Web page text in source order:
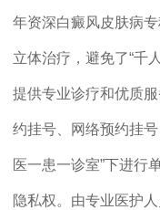
年资深白癜风皮肤病
立体治疗，避免了“千
提供专业诊疗和优质
约挂号、网络预约挂
医一患一诊室”下进行
隐私权。由专业医护